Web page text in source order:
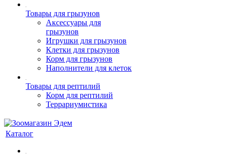
Товары для грызунов
Аксессуары для
грызунов
Игрушки для грызунов
Клетки для грызунов
Корм для грызунов
Наполнители для клеток
Товары для рептилий
Корм для рептилий
Террариумистика
Каталог